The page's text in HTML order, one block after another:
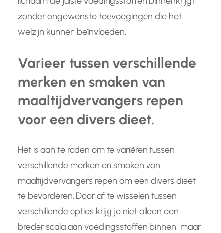
zonder ongewenste toevoegingen die het
welzijn kunnen beïnvloeden.
Varieer tussen verschillende
merken en smaken van
maaltijdvervangers repen
voor een divers dieet.
Het is aan te raden om te variëren tussen
verschillende merken en smaken van
maaltijdvervangers repen om een divers dieet
te bevorderen. Door af te wisselen tussen
verschillende opties krijg je niet alleen een
breder scala aan voedingsstoffen binnen, maar